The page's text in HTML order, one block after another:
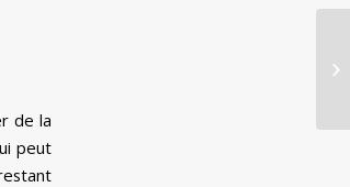
de la
peut